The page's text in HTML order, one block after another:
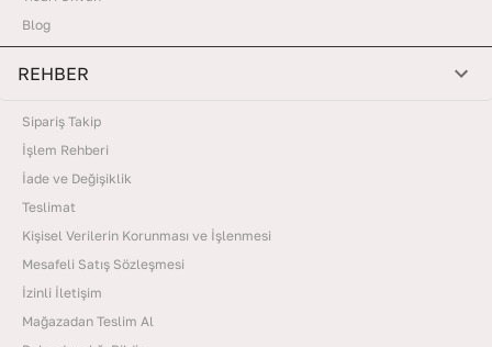
Blog
REHBER
Sipariş Takip
İşlem Rehberi
İade ve Değişiklik
Teslimat
Kişisel Verilerin Korunması ve İşlenmesi
Mesafeli Satış Sözleşmesi
İzinli İletişim
Mağazadan Teslim Al